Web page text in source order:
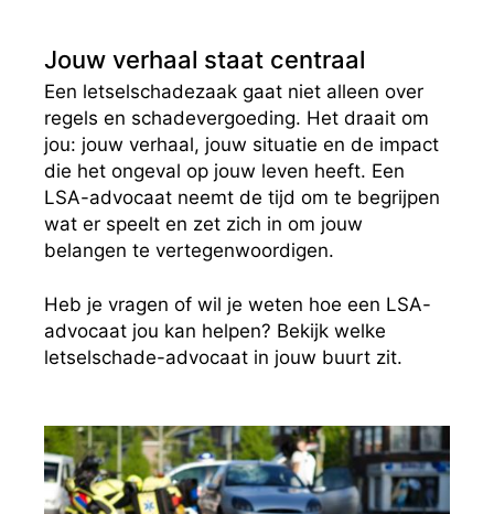
Jouw verhaal staat centraal
Een letselschadezaak gaat niet alleen over
regels en schadevergoeding. Het draait om
jou: jouw verhaal, jouw situatie en de impact
die het ongeval op jouw leven heeft. Een
LSA-advocaat neemt de tijd om te begrijpen
wat er speelt en zet zich in om jouw
belangen te vertegenwoordigen.
Heb je vragen of wil je weten hoe een LSA-
advocaat jou kan helpen? Bekijk welke
letselschade-advocaat in jouw buurt zit.